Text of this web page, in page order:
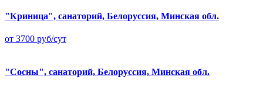
"Криница", санаторий, Белоруссия, Минская обл.
от 3700 руб/сут
"Сосны", санаторий, Белоруссия, Минская обл.